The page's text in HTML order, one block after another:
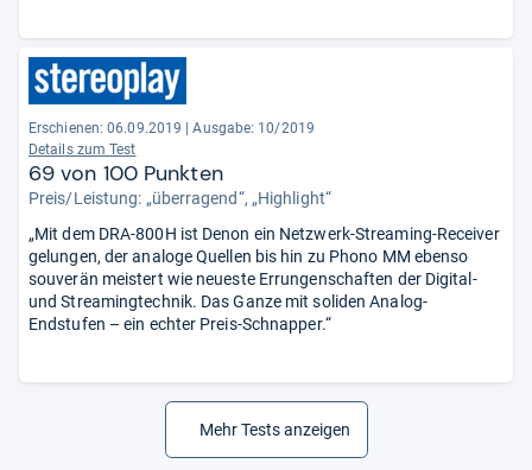
Erschienen: 06.09.2019 | Ausgabe: 10/2019
Details zum Test
69 von 100 Punkten
Preis/Leistung: „überragend“, „Highlight“
„Mit dem DRA-800H ist Denon ein Netzwerk-Streaming-Receiver
gelungen, der analoge Quellen bis hin zu Phono MM ebenso
souverän meistert wie neueste Errungenschaften der Digital-
und Streamingtechnik. Das Ganze mit soliden Analog-
Endstufen – ein echter Preis-Schnapper.“
Mehr Tests anzeigen